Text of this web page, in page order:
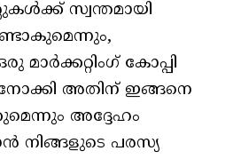
സ്വന്തമായി
കോപ്പി
അതിന് ഇങ്ങനെ
അദ്ദേഹം
നിങ്ങളുടെ പരസ്യ